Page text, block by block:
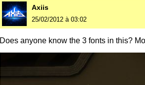
Axiis
25/02/2012 à 03:02
Does anyone know the 3 fonts in this?